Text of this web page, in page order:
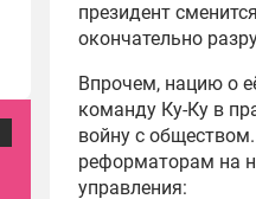
президент
окончательно
Впрочем, нацию о
команду Ку-Ку в
войну с
реформаторам на
управления: